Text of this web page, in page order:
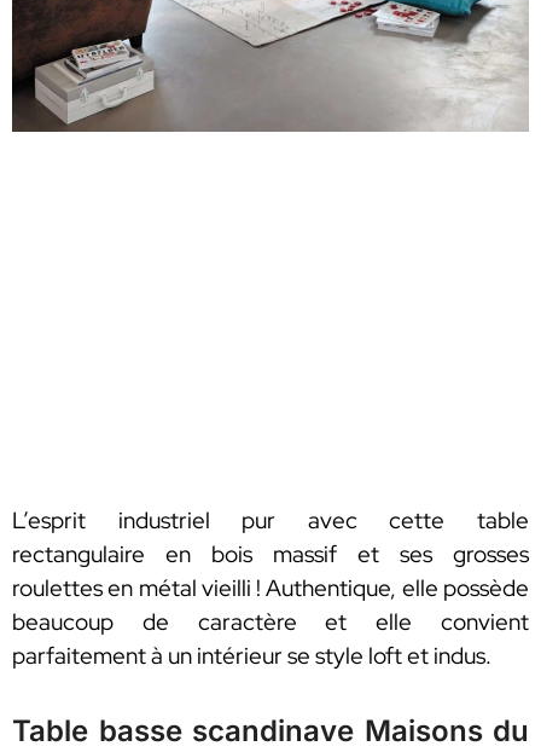
L’esprit industriel pur avec cette table
rectangulaire en bois massif et ses grosses
roulettes en métal vieilli ! Authentique, elle possède
beaucoup de caractère et elle convient
parfaitement à un intérieur se style loft et indus.
Table basse scandinave Maisons du